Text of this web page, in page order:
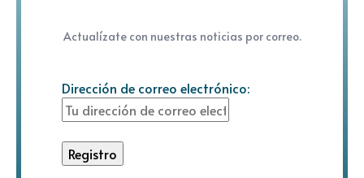
Actualízate con nuestras noticias por correo.
Dirección de correo electrónico: